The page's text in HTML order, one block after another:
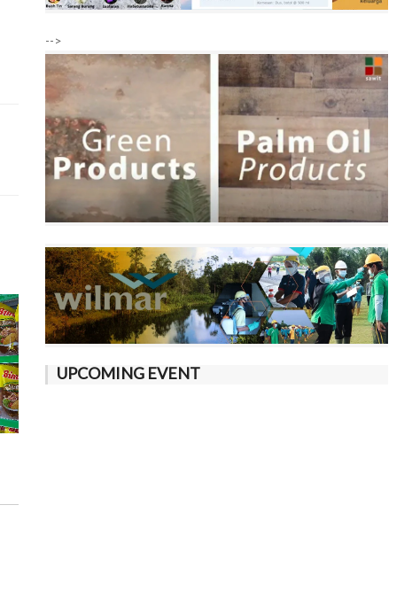
-->
UPCOMING EVENT